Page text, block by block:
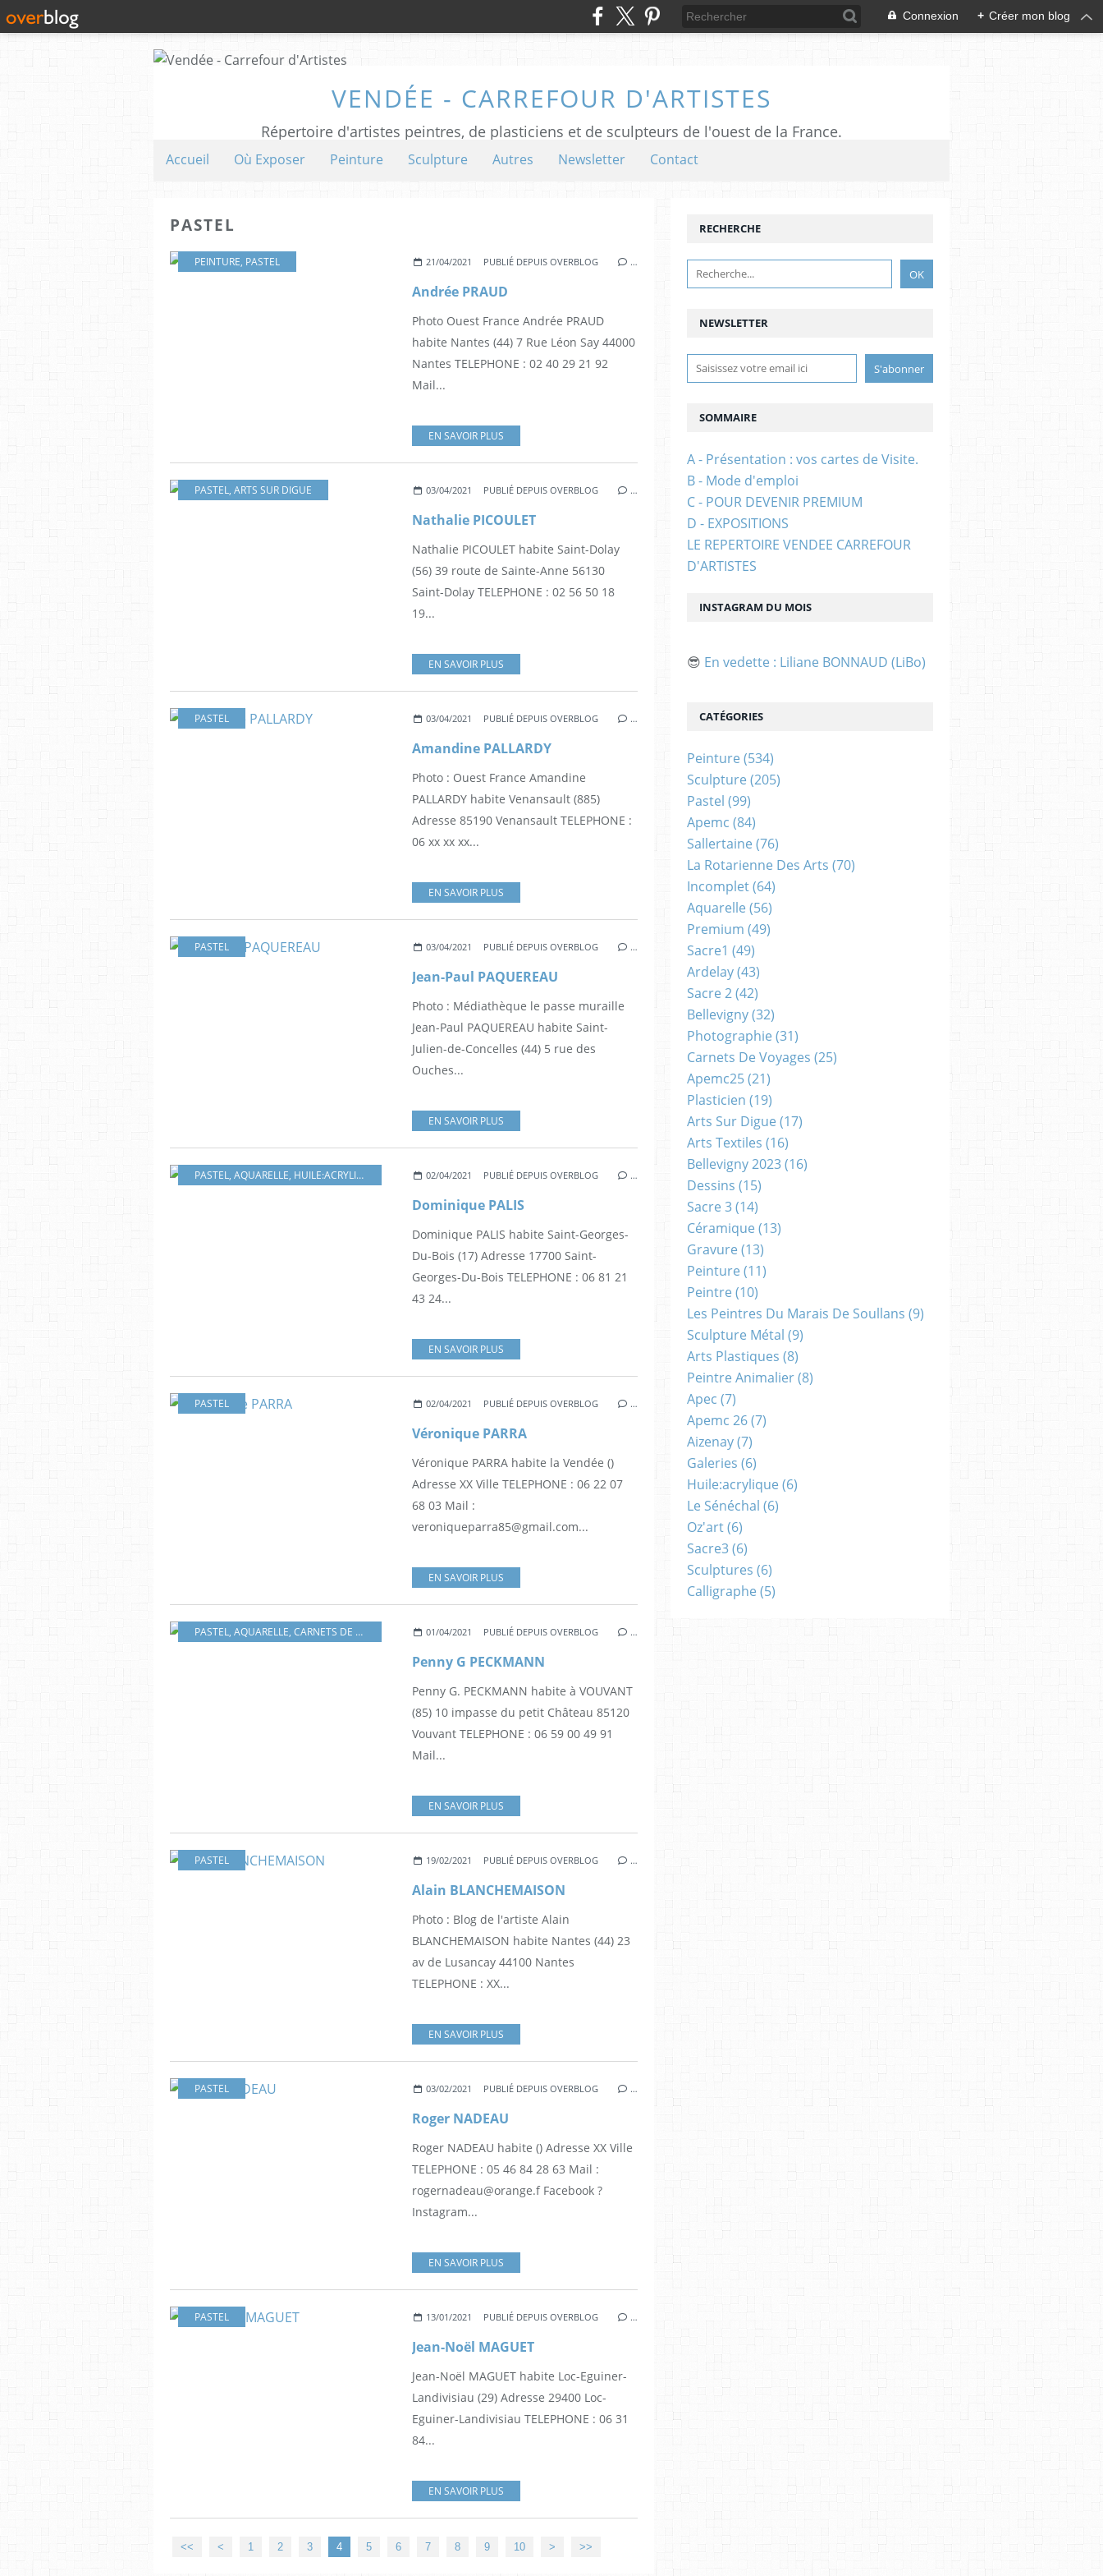
Connexion + Créer mon blog
VENDÉE - CARREFOUR D'ARTISTES
Répertoire d'artistes peintres, de plasticiens et de sculpteurs de l'ouest de la France.
Accueil Où Exposer Peinture Sculpture Autres Newsletter Contact
PASTEL
PEINTURE, PASTEL 21/04/2021 PUBLIÉ DEPUIS OVERBLOG …
Andrée PRAUD
Photo Ouest France Andrée PRAUD
habite Nantes (44) 7 Rue Léon Say 44000
Nantes TELEPHONE : 02 40 29 21 92
Mail...
EN SAVOIR PLUS
PASTEL, ARTS SUR DIGUE 03/04/2021 PUBLIÉ DEPUIS OVERBLOG …
Nathalie PICOULET
Nathalie PICOULET habite Saint-Dolay
(56) 39 route de Sainte-Anne 56130
Saint-Dolay TELEPHONE : 02 56 50 18
19...
EN SAVOIR PLUS
PASTEL 03/04/2021 PUBLIÉ DEPUIS OVERBLOG …
Amandine PALLARDY
Photo : Ouest France Amandine
PALLARDY habite Venansault (885)
Adresse 85190 Venansault TELEPHONE :
06 xx xx xx...
EN SAVOIR PLUS
PASTEL 03/04/2021 PUBLIÉ DEPUIS OVERBLOG …
Jean-Paul PAQUEREAU
Photo : Médiathèque le passe muraille
Jean-Paul PAQUEREAU habite Saint-
Julien-de-Concelles (44) 5 rue des
Ouches...
EN SAVOIR PLUS
PASTEL, AQUARELLE, HUILE:ACRYLIQUE 02/04/2021 PUBLIÉ DEPUIS OVERBLOG …
Dominique PALIS
Dominique PALIS habite Saint-Georges-
Du-Bois (17) Adresse 17700 Saint-
Georges-Du-Bois TELEPHONE : 06 81 21
43 24...
EN SAVOIR PLUS
PASTEL 02/04/2021 PUBLIÉ DEPUIS OVERBLOG …
Véronique PARRA
Véronique PARRA habite la Vendée ()
Adresse XX Ville TELEPHONE : 06 22 07
68 03 Mail :
veroniqueparra85@gmail.com...
EN SAVOIR PLUS
PASTEL, AQUARELLE, CARNETS DE VOYAGES PEINTURE,ARDELAY
01/04/2021 PUBLIÉ DEPUIS OVERBLOG …
Penny G PECKMANN
Penny G. PECKMANN habite à VOUVANT
(85) 10 impasse du petit Château 85120
Vouvant TELEPHONE : 06 59 00 49 91
Mail...
EN SAVOIR PLUS
PASTEL 19/02/2021 PUBLIÉ DEPUIS OVERBLOG …
Alain BLANCHEMAISON
Photo : Blog de l'artiste Alain
BLANCHEMAISON habite Nantes (44) 23
av de Lusancay 44100 Nantes
TELEPHONE : XX...
EN SAVOIR PLUS
PASTEL 03/02/2021 PUBLIÉ DEPUIS OVERBLOG …
Roger NADEAU
Roger NADEAU habite () Adresse XX Ville
TELEPHONE : 05 46 84 28 63 Mail :
rogernadeau@orange.f Facebook ?
Instagram...
EN SAVOIR PLUS
PASTEL 13/01/2021 PUBLIÉ DEPUIS OVERBLOG …
Jean-Noël MAGUET
Jean-Noël MAGUET habite Loc-Eguiner-
Landivisiau (29) Adresse 29400 Loc-
Eguiner-Landivisiau TELEPHONE : 06 31
84...
EN SAVOIR PLUS
<< < 1 2 3 4 5 6 7 8 9 10 > >>
NEWSLETTER
RECHERCHE
SOMMAIRE
A - Présentation : vos cartes de Visite.
B - Mode d'emploi
C - POUR DEVENIR PREMIUM
D - EXPOSITIONS
LE REPERTOIRE VENDEE CARREFOUR
D'ARTISTES
CATÉGORIES
Peinture (534)
Sculpture (205)
Pastel (99)
Apemc (84)
Sallertaine (76)
La Rotarienne Des Arts (70)
Incomplet(64)
Aquarelle (56)
Premium (49)
Sacre1 (49)
Ardelay(43)
Sacre 2(42)
Bellevigny(32)
Photographie (31)
Carnets De Voyages (25)
Apemc25(21)
Plasticien (19)
Arts Sur Digue (17)
Arts Textiles (16)
Bellevigny 2023(16)
Dessins (15)
Sacre 3(14)
Céramique (13)
Gravure (13)
Peinture (11)
Peintre (10)
Les Peintres Du Marais De Soullans (9)
Sculpture Métal (9)
Arts Plastiques (8)
Peintre Animalier(8)
Apec (7)
Apemc 26(7)
Aizenay(7)
Galeries (6)
Huile:acrylique (6)
Le Sénéchal (6)
Oz'art(6)
Sacre3(6)
Sculptures (6)
Calligraphe (5)
INSTAGRAM DU MOIS
😎 En vedette : Liliane BONNAUD (LiBo)